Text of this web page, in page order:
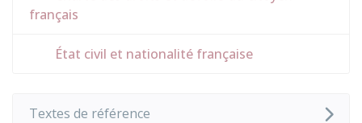
français
État civil et nationalité française
Textes de référence